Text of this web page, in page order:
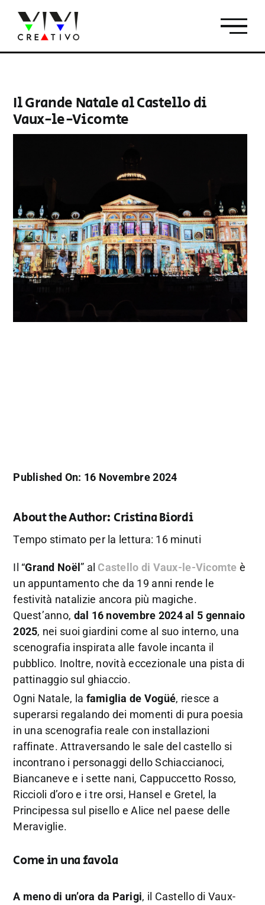
contenuto
Il Grande Natale al Castello di
Vaux-le-Vicomte
Published On: 16 Novembre 2024
About the Author: Cristina Biordi
Tempo stimato per la lettura: 16 minuti
Il “Grand Noël” al Castello di Vaux-le-Vicomte è
un appuntamento che da 19 anni rende le
festività natalizie ancora più magiche.
Quest’anno, dal 16 novembre 2024 al 5 gennaio
2025, nei suoi giardini come al suo interno, una
scenografia inspirata alle favole incanta il
pubblico. Inoltre, novità eccezionale una pista di
pattinaggio sul ghiaccio.
Ogni Natale, la famiglia de Vogüé, riesce a
superarsi regalando dei momenti di pura poesia
in una scenografia reale con installazioni
raffinate. Attraversando le sale del castello si
incontrano i personaggi dello Schiaccianoci,
Biancaneve e i sette nani, Cappuccetto Rosso,
Riccioli d’oro e i tre orsi, Hansel e Gretel, la
Principessa sul pisello e Alice nel paese delle
Meraviglie.
Come in una favola
A meno di un’ora da Parigi, il Castello di Vaux-